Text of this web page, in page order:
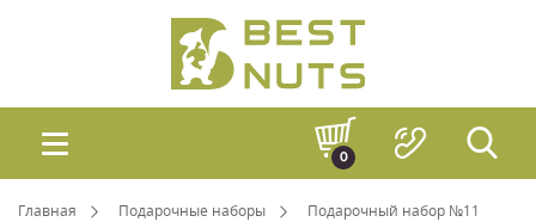
0
Главная Подарочные наборы Подарочный набор №11